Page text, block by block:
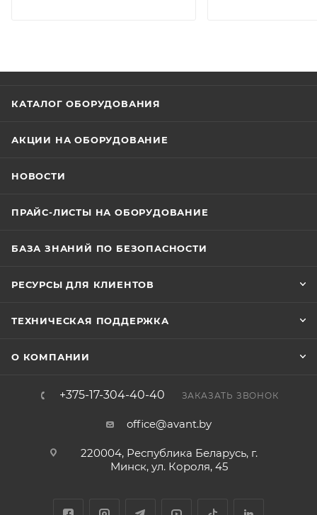
КАТАЛОГ ОБОРУДОВАНИЯ
АКЦИИ НА ОБОРУДОВАНИЕ
НОВОСТИ
ПРАЙС-ЛИСТЫ НА ОБОРУДОВАНИЕ
БАЗА ЗНАНИЙ ПО БЕЗОПАСНОСТИ
РЕСУРСЫ ДЛЯ КЛИЕНТОВ
ТЕХНИЧЕСКАЯ ПОДДЕРЖКА
О КОМПАНИИ
+375-17-304-40-40 ЗАКАЗАТЬ ЗВОНОК
office@avant.by
220004, Республика Беларусь, г.
Минск, ул. Короля, 45